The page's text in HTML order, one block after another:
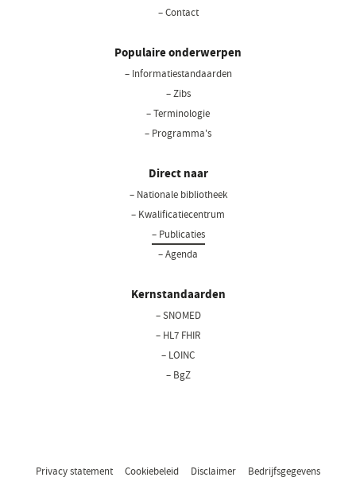
– Contact
Populaire onderwerpen
– Informatiestandaarden
– Zibs
– Terminologie
– Programma's
Direct naar
– Nationale bibliotheek
– Kwalificatiecentrum
– Publicaties
– Agenda
Kernstandaarden
– SNOMED
– HL7 FHIR
– LOINC
– BgZ
Privacy statement Cookiebeleid Disclaimer
Bedrijfsgegevens